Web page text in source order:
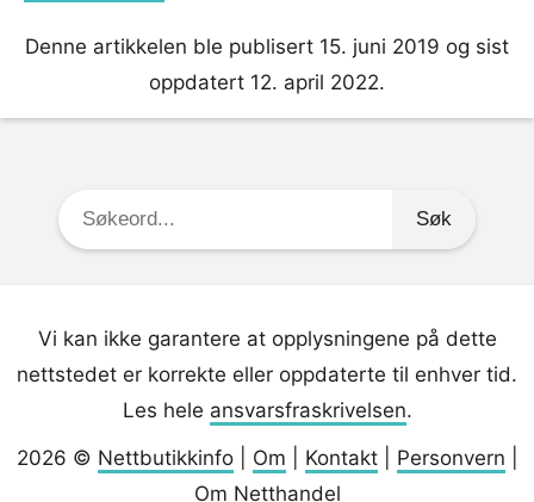
Denne artikkelen ble publisert 15. juni 2019 og sist
oppdatert 12. april 2022.
Søkeord:
Vi kan ikke garantere at opplysningene på dette
nettstedet er korrekte eller oppdaterte til enhver tid.
Les hele ansvarsfraskrivelsen.
2026 © Nettbutikkinfo| Om Kontakt| Personvern
Om Netthandel